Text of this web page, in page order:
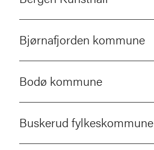
Bjørnafjorden kommune
Bodø kommune
Buskerud fylkeskommune